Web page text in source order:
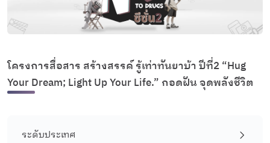
โครงการสื่อสาร สร้างสรรค์ รู้เท่าทันยาบ้า ปีที่2 “Hug
Your Dream; Light Up Your Life.” กอดฝัน จุดพลังชีวิต
ระดับประเทศ